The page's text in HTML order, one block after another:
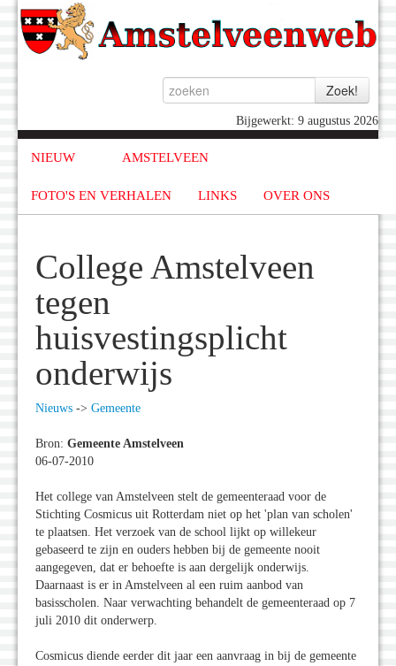
Bijgewerkt: 9 augustus 2026
NIEUW AMSTELVEEN
FOTO'S EN VERHALEN LINKS OVER ONS
College Amstelveen
tegen
huisvestingsplicht
onderwijs
Nieuws -> Gemeente
Bron: Gemeente Amstelveen
06-07-2010
Het college van Amstelveen stelt de gemeenteraad voor de
Stichting Cosmicus uit Rotterdam niet op het 'plan van scholen'
te plaatsen. Het verzoek van de school lijkt op willekeur
gebaseerd te zijn en ouders hebben bij de gemeente nooit
aangegeven, dat er behoefte is aan dergelijk onderwijs.
Daarnaast is er in Amstelveen al een ruim aanbod van
basisscholen. Naar verwachting behandelt de gemeenteraad op 7
juli 2010 dit onderwerp.
Cosmicus diende eerder dit jaar een aanvraag in bij de gemeente